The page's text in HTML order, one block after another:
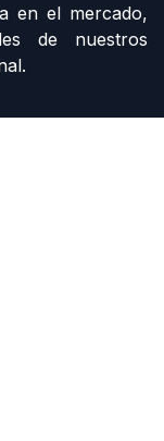
en el mercado,
de nuestros